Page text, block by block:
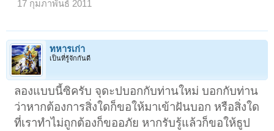
17 กุมภาพันธ์ 2011
ทหารเก่า
เป็นที่รู้จักกันดี
ลองแบบนี้ซิครับ จุดะปบอกกับท่านใหม่ บอกกับท่าน
ว่าหากต้องการสิ่งใดก็ขอให้มาเข้าฝันบอก หรือสิ่งใด
ที่เราทำไม่ถูกต้องก็ขออภัย หากรับรู้แล้วก็ขอให้ธูป